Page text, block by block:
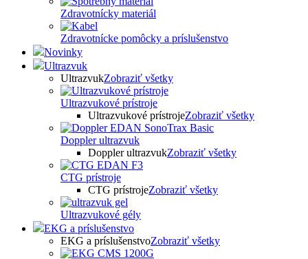
Zdravotnícky materiál
Zdravotnícke pomôcky a príslušenstvo
Novinky
Ultrazvuk
UltrazvukZobraziť všetky
Ultrazvukové prístroje
Ultrazvukové prístrojeZobraziť všetky
Doppler ultrazvuk
Doppler ultrazvukZobraziť všetky
CTG prístroje
CTG prístrojeZobraziť všetky
Ultrazvukové gély
EKG a príslušenstvo
EKG a príslušenstvoZobraziť všetky